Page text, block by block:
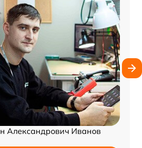
Александрович Иванов